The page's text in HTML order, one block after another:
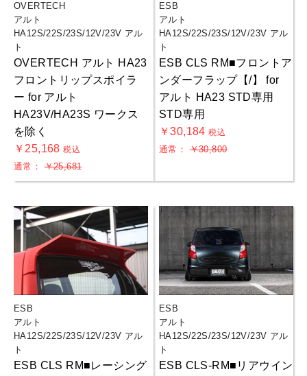
OVERTECH
アルト
HA12S/22S/23S/12V/23V アル
ト
OVERTECH アルト HA23
フロントリップスポイラ
ー for アルト
HA23V/HA23S ワークス
を除く
￥25,168税込
通常：￥25,681
ESB
アルト
HA12S/22S/23S/12V/23V アル
ト
ESB CLS RM■フロントア
ンダーフラップ【/】 for
アルト HA23 STD専用
STD専用
￥30,184税込
通常：￥30,800
ESB
アルト
HA12S/22S/23S/12V/23V アル
ト
ESB CLS RM■レーシング
ESB
アルト
HA12S/22S/23S/12V/23V アル
ト
ESB CLS-RM■リアウイン